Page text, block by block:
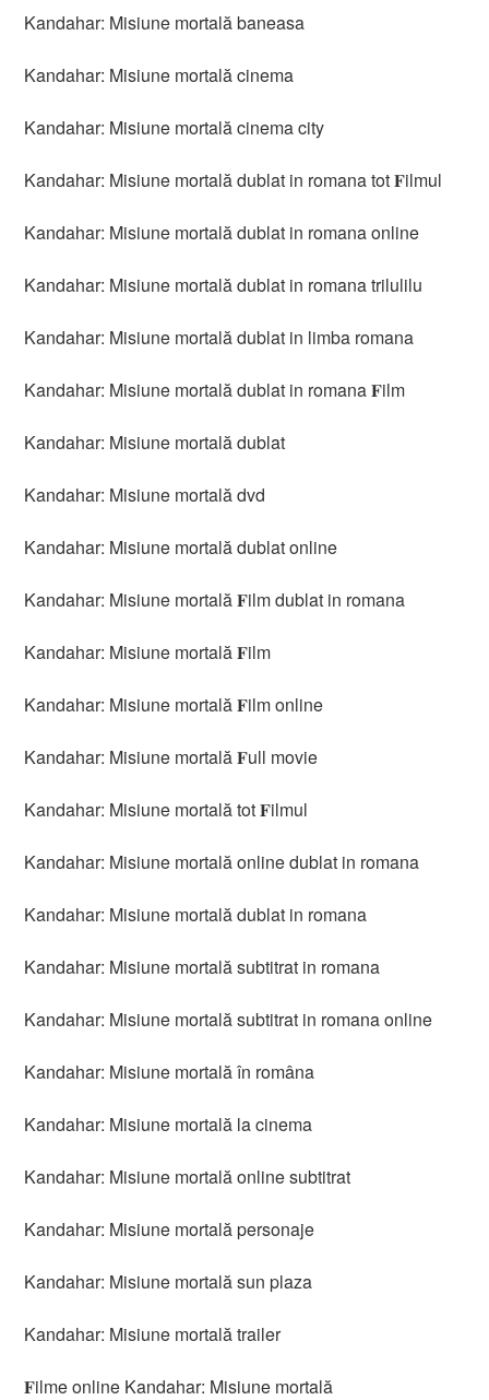
Kandahar: Misiune mortală baneasa
Kandahar: Misiune mortală cinema
Kandahar: Misiune mortală cinema city
Kandahar: Misiune mortală dublat in romana tot 𝐅ilmul
Kandahar: Misiune mortală dublat in romana online
Kandahar: Misiune mortală dublat in romana trilulilu
Kandahar: Misiune mortală dublat in limba romana
Kandahar: Misiune mortală dublat in romana 𝐅ilm
Kandahar: Misiune mortală dublat
Kandahar: Misiune mortală dvd
Kandahar: Misiune mortală dublat online
Kandahar: Misiune mortală 𝐅ilm dublat in romana
Kandahar: Misiune mortală 𝐅ilm
Kandahar: Misiune mortală 𝐅ilm online
Kandahar: Misiune mortală 𝐅ull movie
Kandahar: Misiune mortală tot 𝐅ilmul
Kandahar: Misiune mortală online dublat in romana
Kandahar: Misiune mortală dublat in romana
Kandahar: Misiune mortală subtitrat in romana
Kandahar: Misiune mortală subtitrat in romana online
Kandahar: Misiune mortală în româna
Kandahar: Misiune mortală la cinema
Kandahar: Misiune mortală online subtitrat
Kandahar: Misiune mortală personaje
Kandahar: Misiune mortală sun plaza
Kandahar: Misiune mortală trailer
𝐅ilme online Kandahar: Misiune mortală